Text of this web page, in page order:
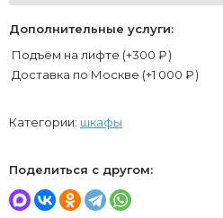
Дополнительные услуги:
Подъём на лифте (+300 ₽)
Доставка по Москве (+1 000 ₽)
Категории: шкафы
Поделиться с другом: